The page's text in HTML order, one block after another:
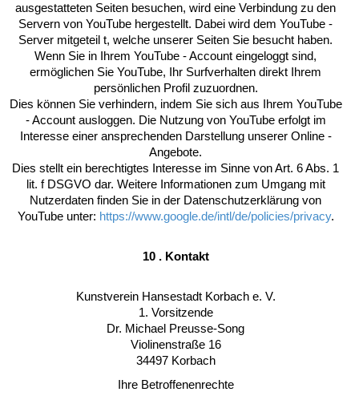
ausgestatteten Seiten besuchen, wird eine Verbindung zu den
Servern von YouTube hergestellt. Dabei wird dem YouTube -
Server mitgeteil t, welche unserer Seiten Sie besucht haben.
Wenn Sie in Ihrem YouTube - Account eingeloggt sind,
ermöglichen Sie YouTube, Ihr Surfverhalten direkt Ihrem
persönlichen Profil zuzuordnen.
Dies können Sie verhindern, indem Sie sich aus Ihrem YouTube
- Account ausloggen. Die Nutzung von YouTube erfolgt im
Interesse einer ansprechenden Darstellung unserer Online -
Angebote.
Dies stellt ein berechtigtes Interesse im Sinne von Art. 6 Abs. 1
lit. f DSGVO dar. Weitere Informationen zum Umgang mit
Nutzerdaten finden Sie in der Datenschutzerklärung von
YouTube unter: https://www.google.de/intl/de/policies/privacy.
10 . Kontakt
Kunstverein Hansestadt Korbach e. V.
1. Vorsitzende
Dr. Michael Preusse-Song
Violinenstraße 16
34497 Korbach
Ihre Betroffenenrechte